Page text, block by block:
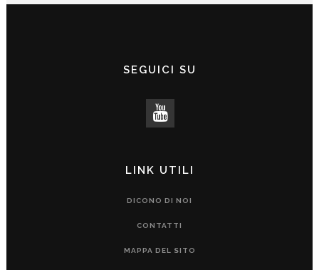
SEGUICI SU
LINK UTILI
DICONO DI NOI
CONTATTI
MAPPA DEL SITO